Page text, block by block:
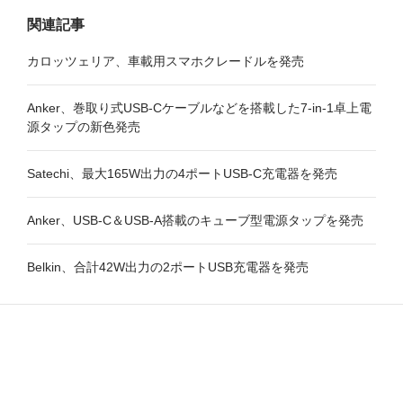
関連記事
カロッツェリア、車載用スマホクレードルを発売
Anker、巻取り式USB-Cケーブルなどを搭載した7-in-1卓上電
源タップの新色発売
Satechi、最大165W出力の4ポートUSB-C充電器を発売
Anker、USB-C＆USB-A搭載のキューブ型電源タップを発売
Belkin、合計42W出力の2ポートUSB充電器を発売